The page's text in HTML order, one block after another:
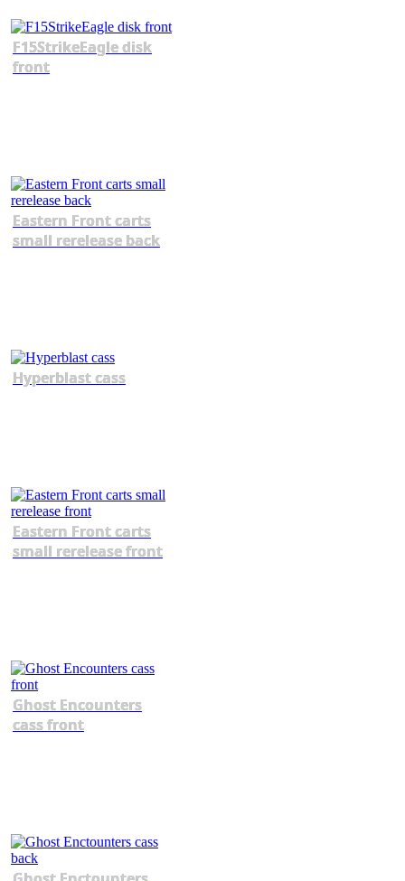
F15StrikeEagle disk
front
Eastern Front carts
small rerelease back
Hyperblast cass
Eastern Front carts
small rerelease front
Ghost Encounters
cass front